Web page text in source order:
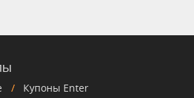
Купоны Enter